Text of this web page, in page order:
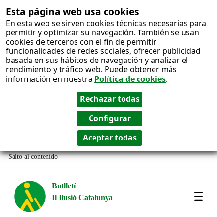
Esta página web usa cookies
En esta web se sirven cookies técnicas necesarias para
permitir y optimizar su navegación. También se usan
cookies de terceros con el fin de permitir
funcionalidades de redes sociales, ofrecer publicidad
basada en sus hábitos de navegación y analizar el
rendimiento y tráfico web. Puede obtener más
información en nuestra Política de cookies.
Salto al contenido
Butlletí
Il Ilusió Catalunya